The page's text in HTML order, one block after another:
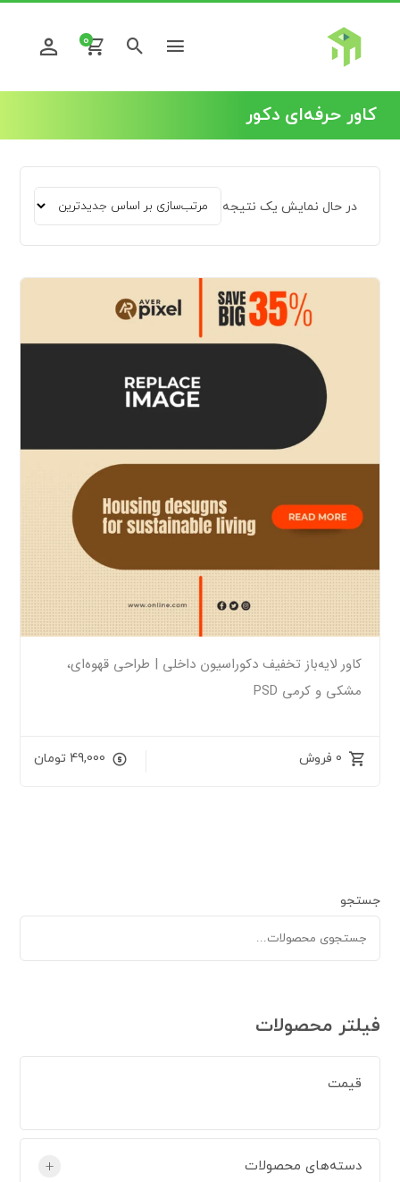
0
کاور حرفه‌ای دکور
در حال نمایش یک نتیجه
کاور لایه‌باز تخفیف دکوراسیون داخلی | طراحی قهوه‌ای،
مشکی و کرمی PSD
0 فروش 49,000 تومان
جستجو
فیلتر محصولات
قیمت
دسته‌های محصولات +